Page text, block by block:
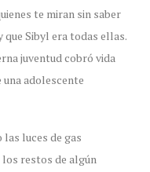
te miran sin saber
que Sibyl era todas ellas.
juventud cobró vida
adolescente
luces de gas
restos de algún